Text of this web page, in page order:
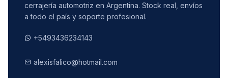
cerrajería automotriz en Argentina. Stock real, envíos
a todo el país y soporte profesional.
+5493436234143
alexisfalico@hotmail.com